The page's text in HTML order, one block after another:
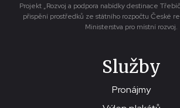
Projekt „Rozvoj a podpora nabídky destinace
přispění prostředků ze státního rozpočtu České
Ministerstva pro místní rozvoj.
Služby
Pronájmy